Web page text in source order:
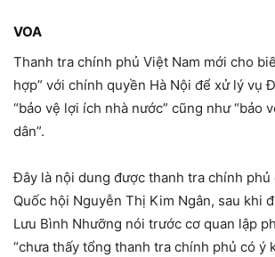
VOA
Thanh tra chính phủ Việt Nam mới cho
hợp” với chính quyền Hà Nội để xử lý vụ
“bảo vệ lợi ích nhà nước” cũng như “bảo
dân”.
Đây là nội dung được thanh tra chính phủ
Quốc hội Nguyễn Thị Kim Ngân, sau khi
Lưu Bình Nhưỡng nói trước cơ quan lập
“chưa thấy tổng thanh tra chính phủ có ý